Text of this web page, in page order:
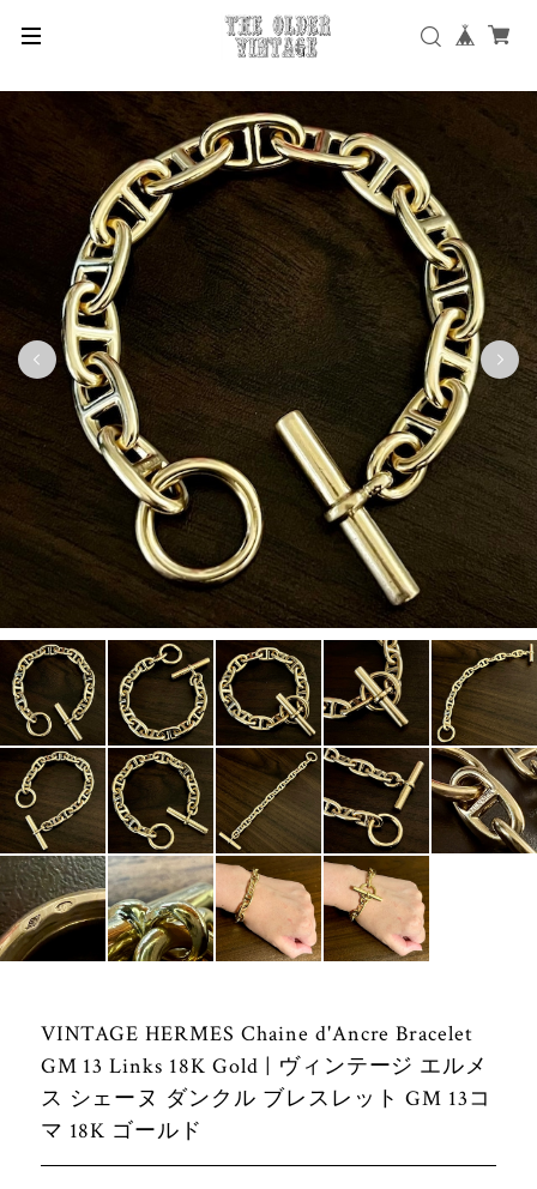
VINTAGE HERMES Chaine d'Ancre Bracelet
GM 13 Links 18K Gold | ヴィンテージ エルメ
ス シェーヌ ダンクル ブレスレット GM 13コ
マ 18K ゴールド